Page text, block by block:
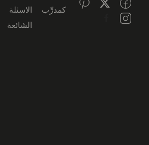
كمدرِّب
الاسئلة
الشائعة